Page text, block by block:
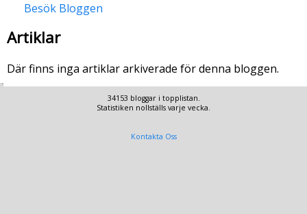
Besök Bloggen
Artiklar
Där finns inga artiklar arkiverade för denna bloggen.
34153 bloggar i topplistan.
Statistiken nollställs varje vecka.
Kontakta Oss